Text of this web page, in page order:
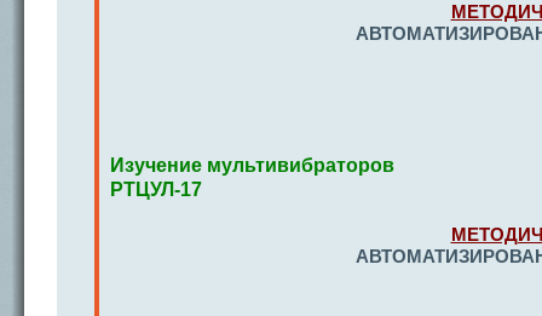
Изучение мультивибраторов
РТЦУЛ-17